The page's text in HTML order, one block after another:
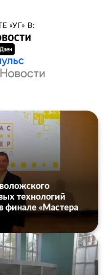
«УГ» В:
технологий
финале «Мастера